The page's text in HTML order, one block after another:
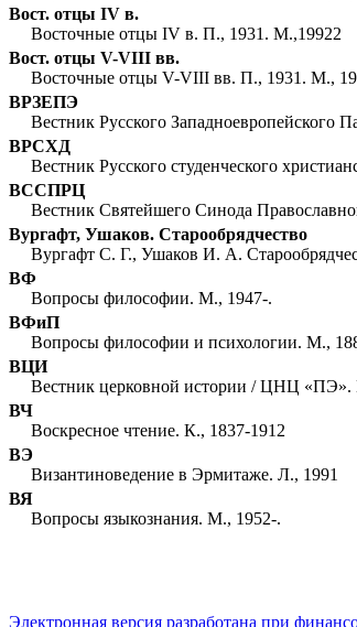
Вост. отцы IV в.
Восточные отцы IV в. П., 1931. М.,19922
Вост. отцы V-VIII вв.
Восточные отцы V-VIII вв. П., 1931. М.,
ВРЗЕПЭ
Вестник Русского Западноевропейского
ВРСХД
Вестник Русского студенческого
ВССПРЦ
Вестник Святейшего Синода
Вургафт, Ушаков. Старообрядчество
Вургафт С. Г., Ушаков И. А.
ВФ
Вопросы философии. М., 1947-.
ВФиП
Вопросы философии и психологии. М.,
ВЦИ
Вестник церковной истории / ЦНЦ «ПЭ».
ВЧ
Воскресное чтение. К., 1837-1912
ВЭ
Византиноведение в Эрмитаже. Л., 1991
ВЯ
Вопросы языкознания. М., 1952-.
Электронная версия разработана при